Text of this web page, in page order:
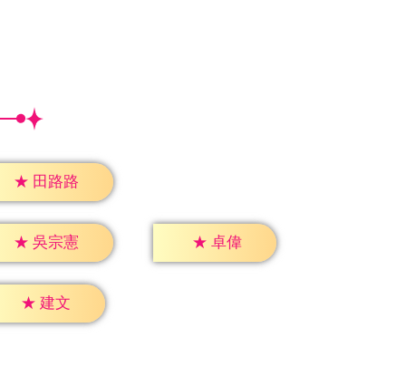
★ 田路路
★ 吳宗憲 ★ 卓偉
★ 建文